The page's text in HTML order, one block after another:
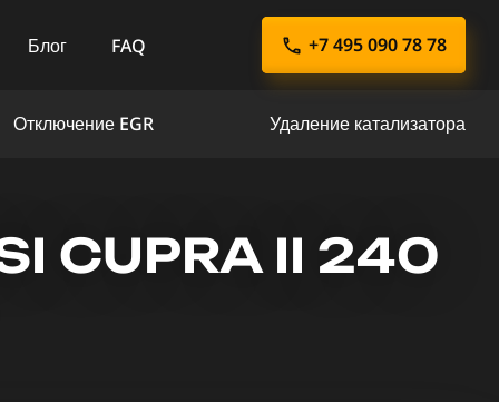
Блог FAQ +7 495 090 78 78
Отключение EGR Удаление катализатора
CUPRA II 240